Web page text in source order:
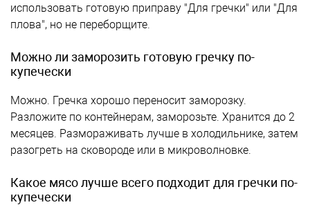
использовать готовую приправу "Для гречки" или "Для
плова", но не переборщите.
Можно ли заморозить готовую гречку по-
купечески
Можно. Гречка хорошо переносит заморозку.
Разложите по контейнерам, заморозьте. Хранится до 2
месяцев. Размораживать лучше в холодильнике, затем
разогреть на сковороде или в микроволновке.
Какое мясо лучше всего подходит для гречки по-
купечески